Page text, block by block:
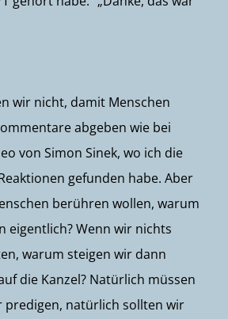
wir nicht, damit Menschen
abgeben wie bei
von Simon Sinek, wo ich die
gefunden habe. Aber
berühren wollen, warum
eigentlich? Wenn wir nichts
warum steigen wir dann
die Kanzel? Natürlich müssen
predigen, natürlich sollten wir